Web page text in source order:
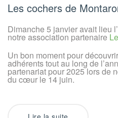
Les cochers de
Dimanche 5 janvier avait lieu
notre association partenaire
Un bon moment pour
adhérents tout au long de
partenariat pour 2025 lors de
du cœur le 14 juin.